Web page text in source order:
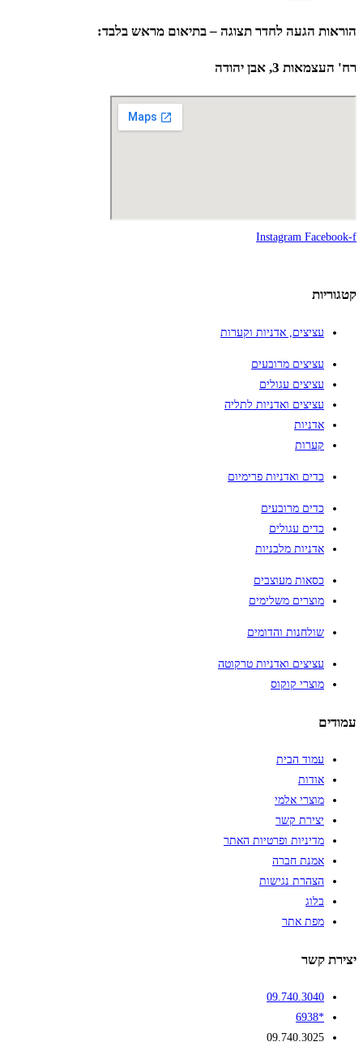
הוראות הגעה לחדר תצוגה – בתיאום מראש בלבד:
רח' העצמאות 3, אבן יהודה
Instagram Facebook-f
קטגוריות
עציצים, אדניות וקערות
עציצים מרובעים
עציצים עגולים
עציצים ואדניות לתליה
אדניות
קערות
כדים ואדניות פרימיום
כדים מרובעים
כדים עגולים
אדניות מלבניות
כסאות מעוצבים
מוצרים משלימים
שולחנות והדומים
עציצים ואדניות טרקוטה
מוצרי קוקוס
עמודים
עמוד הבית
אודות
מוצרי אלמי
יצירת קשר
מדיניות ופרטיות האתר
אמנת חברה
הצהרת נגישות
בלוג
מפת אתר
יצירת קשר
09.740.3040
*6938
09.740.3025